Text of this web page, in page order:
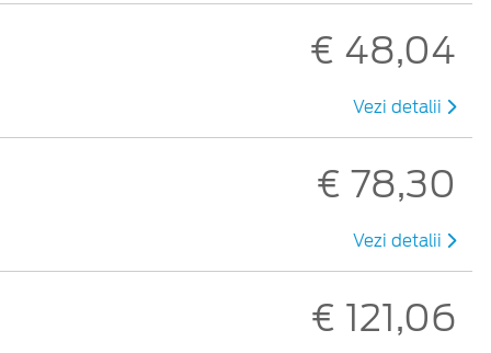
€ 48,04
Vezi detalii
€ 78,30
Vezi detalii
€ 121,06